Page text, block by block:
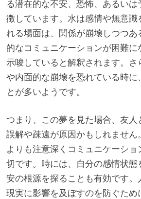
る潜在的な不安、恐怖、あるい
徴しています。水は感情や無意識
れる場面は、関係が崩壊しつつ
的なコミュニケーションが困難に
示唆していると解釈されます。
や内面的な崩壊を恐れている時に
とが多いようです。
つまり、この夢を見た場合、友人
誤解や疎遠が原因かもしれませ
よりも注意深くコミュニケーシ
切です。時には、自分の感情状態
安の根源を探ることも有効です
現実に影響を及ぼすのを防ぐた